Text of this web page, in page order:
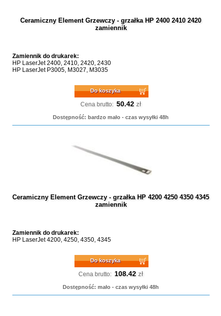
Ceramiczny Element Grzewczy - grzałka HP 2400 2410 2420
zamiennik
Zamiennik do drukarek:
HP LaserJet 2400, 2410, 2420, 2430
HP LaserJet P3005, M3027, M3035
Do koszyka
Cena brutto: 50.42 zł
Dostępność: bardzo mało - czas wysyłki 48h
Ceramiczny Element Grzewczy - grzałka HP 4200 4250 4350 4345
zamiennik
Zamiennik do drukarek:
HP LaserJet 4200, 4250, 4350, 4345
Do koszyka
Cena brutto: 108.42 zł
Dostępność: mało - czas wysyłki 48h